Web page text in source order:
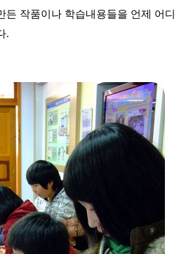
든 작품이나 학습내용들을 언제 어디
.